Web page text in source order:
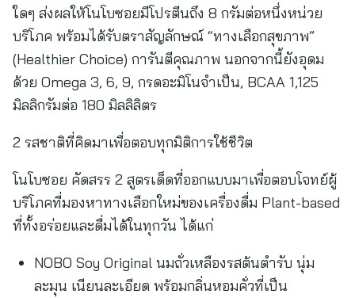
ใดๆ ส่งผลให้โนโบซอยมีโปรตีนถึง 8 กรัมต่อหนึ่งหน่วย
บริโภค พร้อมได้รับตราสัญลักษณ์ “ทางเลือกสุขภาพ”
(Healthier Choice) การันตีคุณภาพ นอกจากนี้ยังอุดม
ด้วย Omega 3, 6, 9, กรดอะมิโนจำเป็น, BCAA 1,125
มิลลิกรัมต่อ 180 มิลลิลิตร
2 รสชาติที่คิดมาเพื่อตอบทุกมิติการใช้ชีวิต
โนโบซอย คัดสรร 2 สูตรเด็ดที่ออกแบบมาเพื่อตอบโจทย์ผู้
บริโภคที่มองหาทางเลือกใหม่ของเครื่องดื่ม Plant-based
ที่ทั้งอร่อยและดื่มได้ในทุกวัน ได้แก่
NOBO Soy Original นมถั่วเหลืองรสต้นตำรับ นุ่ม
ละมุน เนียนละเอียด พร้อมกลิ่นหอมคั่วที่เป็น